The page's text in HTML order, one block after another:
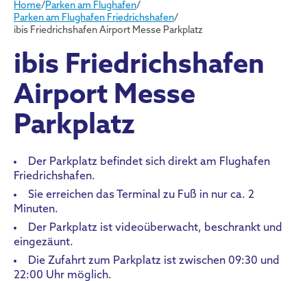
Home/Parken am Flughafen/
Parken am Flughafen Friedrichshafen/
ibis Friedrichshafen Airport Messe Parkplatz
ibis Friedrichshafen
Airport Messe
Parkplatz
Der Parkplatz befindet sich direkt am Flughafen
Friedrichshafen.
Sie erreichen das Terminal zu Fuß in nur ca. 2
Minuten.
Der Parkplatz ist videoüberwacht, beschrankt und
eingezäunt.
Die Zufahrt zum Parkplatz ist zwischen 09:30 und
22:00 Uhr möglich.